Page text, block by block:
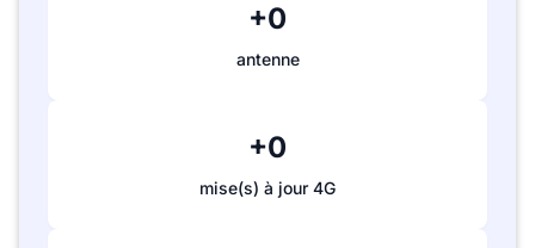
+0
antenne
+0
mise(s) à jour 4G